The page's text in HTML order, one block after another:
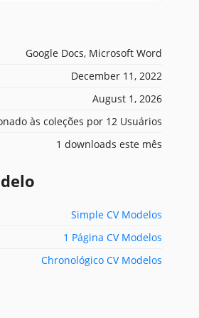
Google Docs, Microsoft Word
December 11, 2022
August 1, 2026
às coleções por 12 Usuários
1 downloads este mês
Simple CV Modelos
1 Página CV Modelos
Chronológico CV Modelos